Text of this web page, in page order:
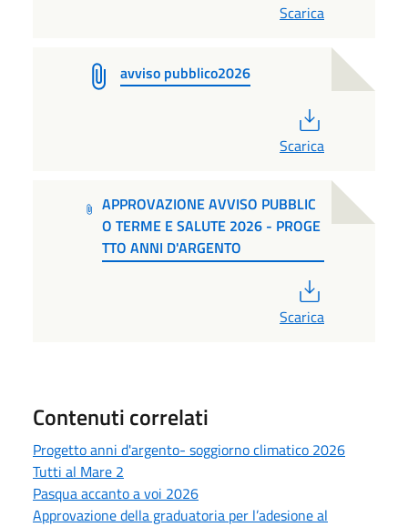
Scarica
avviso pubblico2026
Scarica
APPROVAZIONE AVVISO PUBBLIC
O TERME E SALUTE 2026 - PROGE
TTO ANNI D'ARGENTO
Scarica
Contenuti correlati
Progetto anni d'argento- soggiorno climatico 2026
Tutti al Mare 2
Pasqua accanto a voi 2026
Approvazione della graduatoria per l’adesione al